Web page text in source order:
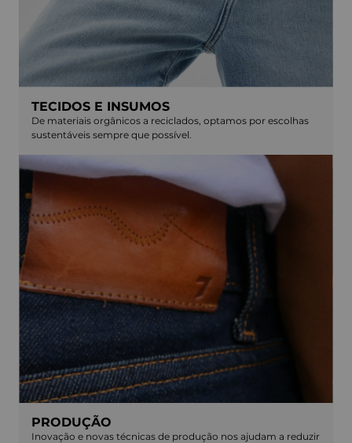
TECIDOS E INSUMOS
De materiais orgânicos a reciclados, optamos por escolhas
sustentáveis sempre que possível.
PRODUÇÃO
Inovação e novas técnicas de produção nos ajudam a reduzir